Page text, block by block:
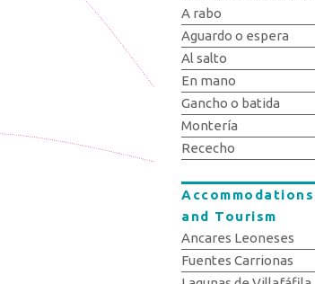
A rabo
Aguardo o espera
Al salto
En mano
Gancho o batida
Montería
Rececho
Accommodations
and Tourism
Ancares Leoneses
Fuentes Carrionas